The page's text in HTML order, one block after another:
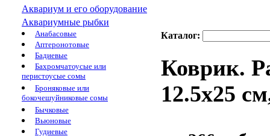
Аквариум и его оборудование
Аквариумные рыбки
Анабасовые
Аптеронотовые
Бадиевые
Бахромчатоусые или
перистоусые сомы
Броняковые или
бокочешуйниковые сомы
Бычковые
Вьюновые
Гудиевые
Каталог:
Коврик.
12.5х25